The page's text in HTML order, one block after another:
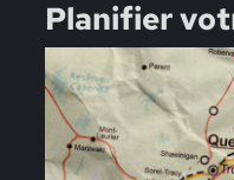
Planifier